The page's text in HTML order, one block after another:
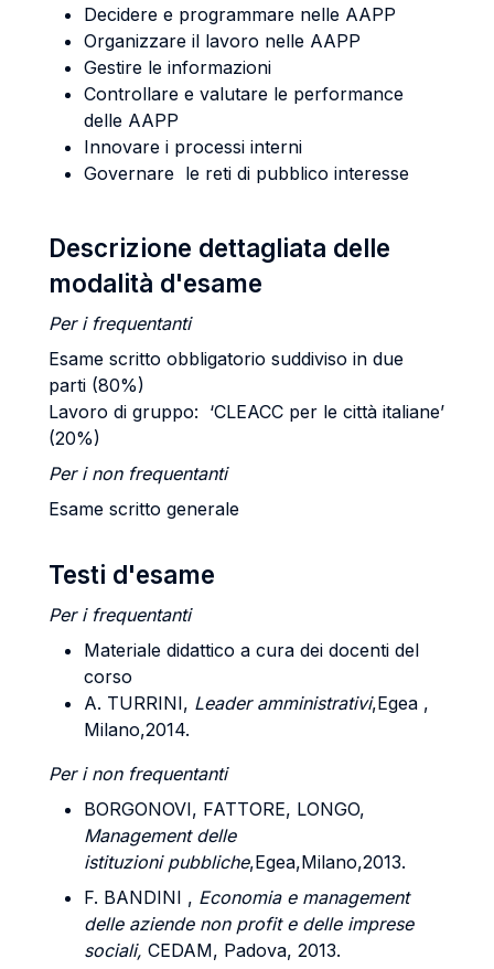
Decidere e programmare nelle AAPP
Organizzare il lavoro nelle AAPP
Gestire le informazioni
Controllare e valutare le performance
delle AAPP
Innovare i processi interni
Governare le reti di pubblico interesse
Descrizione dettagliata delle
modalità d'esame
Per i frequentanti
Esame scritto obbligatorio suddiviso in due
parti (80%)
Lavoro di gruppo: ‘CLEACC per le città italiane’
(20%)
Per i non frequentanti
Esame scritto generale
Testi d'esame
Per i frequentanti
Materiale didattico a cura dei docenti del
corso
A. TURRINI, Leader amministrativi,Egea ,
Milano,2014.
Per i non frequentanti
BORGONOVI, FATTORE, LONGO,
Management delle
istituzioni pubbliche,Egea,Milano,2013.
F. BANDINI , Economia e management
delle aziende non profit e delle imprese
sociali, CEDAM, Padova, 2013.